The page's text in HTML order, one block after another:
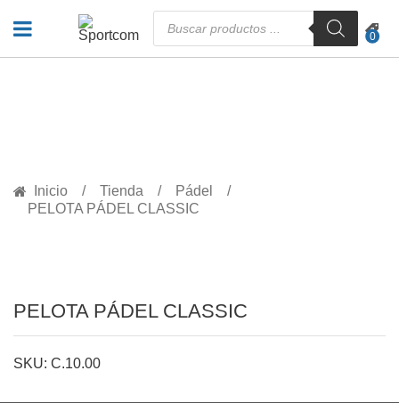
Búsqueda
de
productos
0
Inicio Tienda
Pádel
PELOTA PÁDEL CLASSIC
PELOTA PÁDEL CLASSIC
SKU: C.10.00